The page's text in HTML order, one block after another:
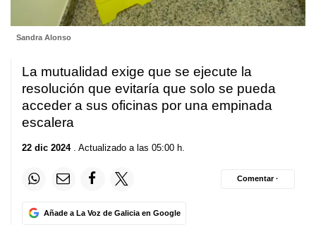
Sandra Alonso
La mutualidad exige que se ejecute la
resolución que evitaría que solo se pueda
acceder a sus oficinas por una empinada
escalera
22 dic 2024. Actualizado a las 05:00 h.
Añade a La Voz de Galicia en Google
Comentar ·